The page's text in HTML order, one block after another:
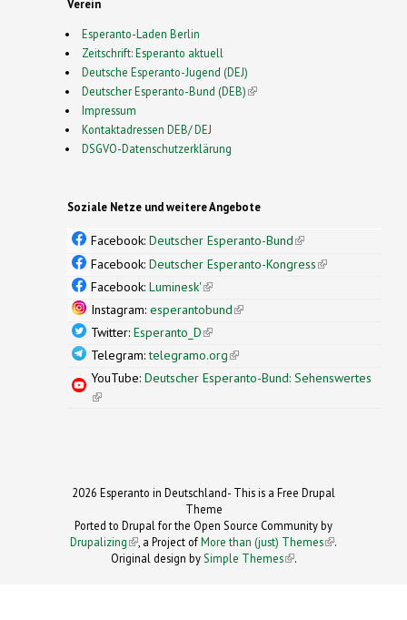
Verein
Esperanto-Laden Berlin
Zeitschrift: Esperanto aktuell
Deutsche Esperanto-Jugend (DEJ)
Deutscher Esperanto-Bund (DEB)(link is external)
Impressum
Kontaktadressen DEB/ DEJ
DSGVO-Datenschutzerklärung
Soziale Netze und weitere Angebote
Facebook: Deutscher Esperanto-Bund(link is
external)
Facebook: Deutscher Esperanto-Kongress(link is
Facebook: Luminesk'(link is external)
Instagram: esperantobund(link is external)
Twitter: Esperanto_D(link is external)
Telegram:telegramo.org(link is external)
YouTube: Deutscher Esperanto-Bund: Sehenswertes
(link is external)
2026 Esperanto in Deutschland- This is a Free Drupal
Theme
Ported to Drupal for the Open Source Community by
Drupalizing(link is external)
, a Project ofMore than (just) Themes (link is
.
Original design bySimple Themes
(link is
.